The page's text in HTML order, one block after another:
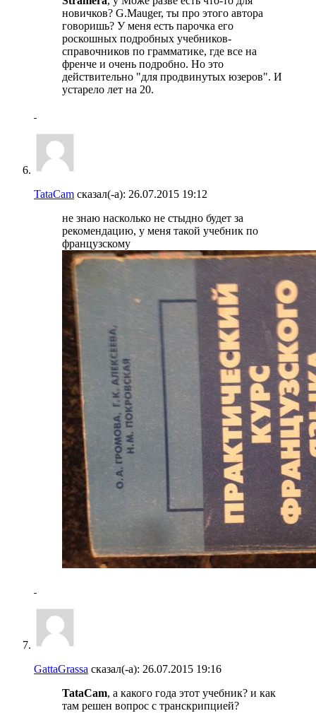
новичков? G.Mauger, ты про этого автора
говоришь? У меня есть парочка его
роскошных подробных учебников-
справочников по грамматике, где все на
френче и очень подробно. Но это
действительно "для продвинутых юзеров". И
устарело лет на 20.
TataCam сказал(-а): 26.07.2015 19:12
не знаю насколько не стыдно будет за
рекомендацию, у меня такой учебник по
французскому
GattaGrassa сказал(-а): 26.07.2015 19:16
TataCam, а какого года этот учебник? и как
там решен вопрос с транскрипцией?